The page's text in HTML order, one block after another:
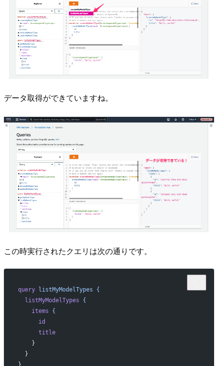
データ取得ができていますね。
この時実行されたクエリは次の通りです。
query listMyModelTypes {
  listMyModelTypes
{
    items
{
      id
      title
    }
  }
}